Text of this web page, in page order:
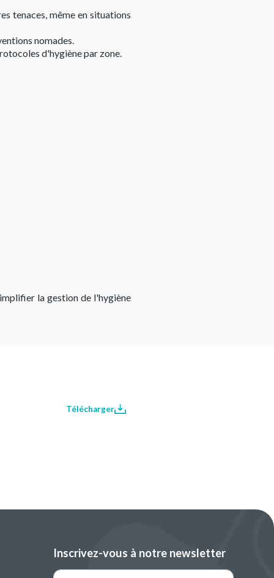
tenaces, même en situations
nomades.
d'hygiène par zone.
la gestion de l'hygiène
Télécharger
Inscrivez-vous à notre newsletter